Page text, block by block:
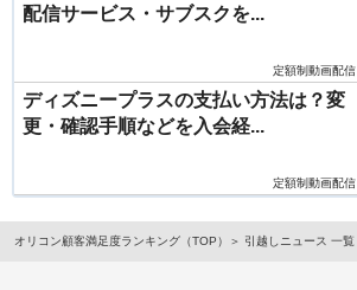
配信サービス・サブスクを...
定額制動画配信
ディズニープラスの支払い方法は？変
更・確認手順などを入会経...
定額制動画配信
オリコン顧客満足度ランキング（TOP） 引越しニュース 一覧